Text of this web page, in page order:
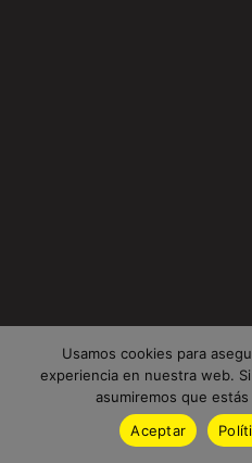
Usamos cookies para
experiencia en nuestra web.
asumiremos que
Aceptar